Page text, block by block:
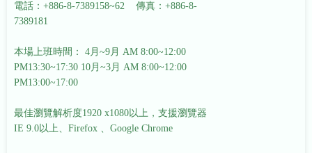
電話：+886-8-7389158~62 傳真：+886-8-
7389181
本場上班時間： 4月~9月 AM 8:00~12:00
PM13:30~17:30 10月~3月 AM 8:00~12:00
PM13:00~17:00
最佳瀏覽解析度1920 x1080以上，支援瀏覽器
IE 9.0以上、Firefox 、Google Chrome